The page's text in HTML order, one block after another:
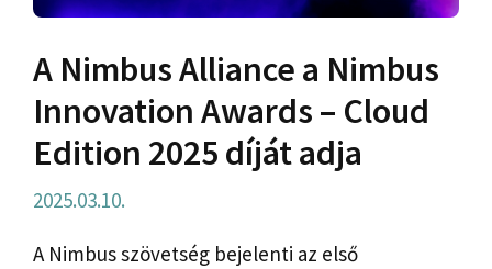
A Nimbus Alliance a Nimbus
Innovation Awards – Cloud
Edition 2025 díját adja
2025.03.10.
A Nimbus szövetség bejelenti az első